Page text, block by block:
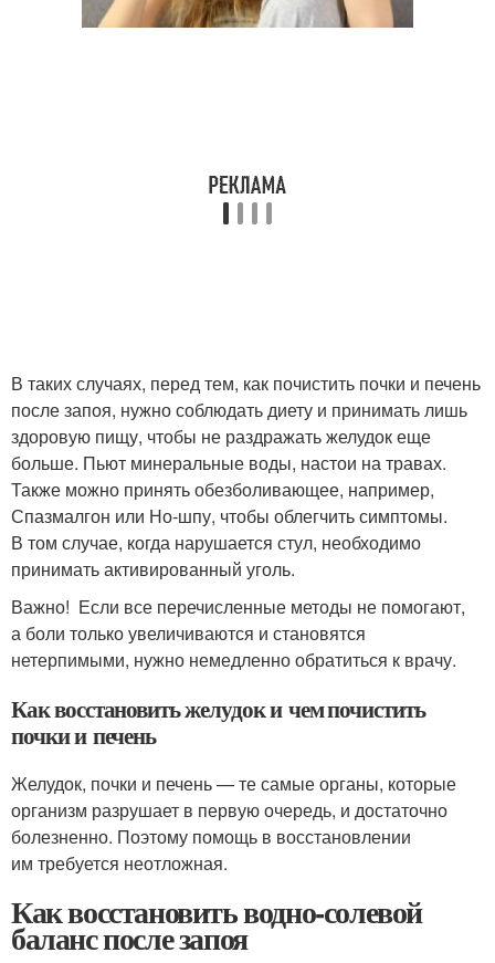
В таких случаях, перед тем, как почистить почки и печень
после запоя, нужно соблюдать диету и принимать лишь
здоровую пищу, чтобы не раздражать желудок еще
больше. Пьют минеральные воды, настои на травах.
Также можно принять обезболивающее, например,
Спазмалгон или Но-шпу, чтобы облегчить симптомы.
В том случае, когда нарушается стул, необходимо
принимать активированный уголь.
Важно! Если все перечисленные методы не помогают,
а боли только увеличиваются и становятся
нетерпимыми, нужно немедленно обратиться к врачу.
Как восстановить желудок и чем почистить
почки и печень
Желудок, почки и печень — те самые органы, которые
организм разрушает в первую очередь, и достаточно
болезненно. Поэтому помощь в восстановлении
им требуется неотложная.
Как восстановить водно-солевой
баланс после запоя